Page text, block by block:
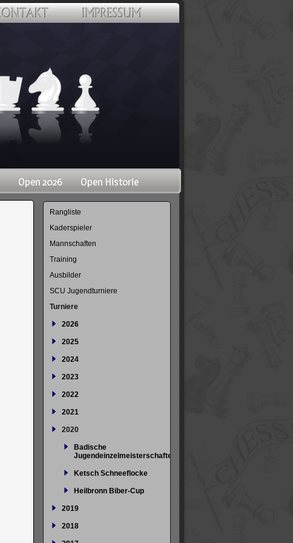
Open 2026 Open Historie
Navigation
Rangliste
Kaderspieler
Mannschaften
Training
Ausbilder
SCU Jugendturniere
Turniere
2026
2025
2024
2023
2022
2021
2020
Badische
Jugendeinzelmeisterschaften
Ketsch Schneeflocke
Heilbronn Biber-Cup
2019
2018